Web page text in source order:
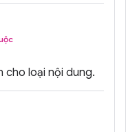
cho loại nội dung.